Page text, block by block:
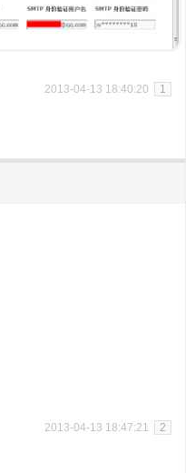
2013-04-13 18:40:20 1
2013-04-13 18:47:21 2